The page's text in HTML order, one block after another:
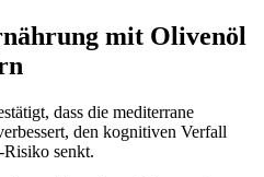
mit Olivenöl
dass die mediterrane
den kognitiven Verfall
Risiko senkt.